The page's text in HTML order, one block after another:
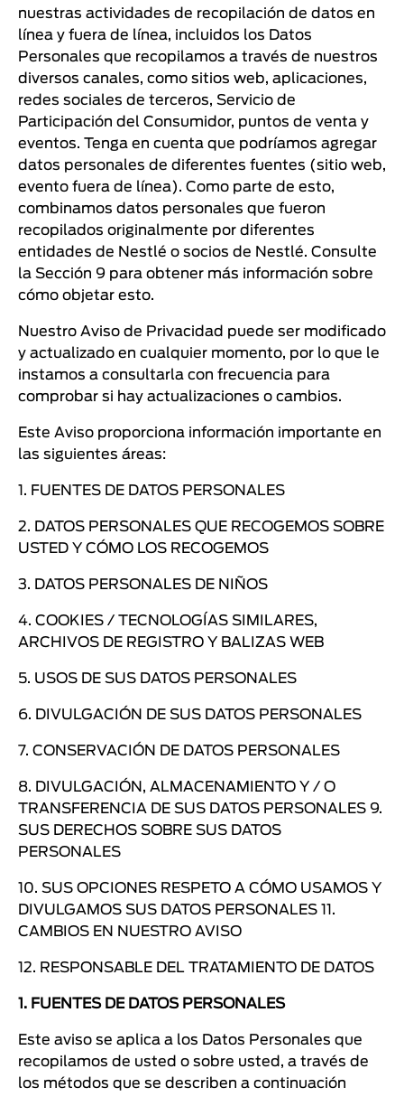
nuestras actividades de recopilación de datos en
línea y fuera de línea, incluidos los Datos
Personales que recopilamos a través de nuestros
diversos canales, como sitios web, aplicaciones,
redes sociales de terceros, Servicio de
Participación del Consumidor, puntos de venta y
eventos. Tenga en cuenta que podríamos agregar
datos personales de diferentes fuentes (sitio web,
evento fuera de línea). Como parte de esto,
combinamos datos personales que fueron
recopilados originalmente por diferentes
entidades de Nestlé o socios de Nestlé. Consulte
la Sección 9 para obtener más información sobre
cómo objetar esto.
Nuestro Aviso de Privacidad puede ser modificado
y actualizado en cualquier momento, por lo que le
instamos a consultarla con frecuencia para
comprobar si hay actualizaciones o cambios.
Este Aviso proporciona información importante en
las siguientes áreas:
1. FUENTES DE DATOS PERSONALES
2. DATOS PERSONALES QUE RECOGEMOS SOBRE
USTED Y CÓMO LOS RECOGEMOS
3. DATOS PERSONALES DE NIÑOS
4. COOKIES / TECNOLOGÍAS SIMILARES,
ARCHIVOS DE REGISTRO Y BALIZAS WEB
5. USOS DE SUS DATOS PERSONALES
6. DIVULGACIÓN DE SUS DATOS PERSONALES
7. CONSERVACIÓN DE DATOS PERSONALES
8. DIVULGACIÓN, ALMACENAMIENTO Y / O
TRANSFERENCIA DE SUS DATOS PERSONALES 9.
SUS DERECHOS SOBRE SUS DATOS
PERSONALES
10. SUS OPCIONES RESPETO A CÓMO USAMOS Y
DIVULGAMOS SUS DATOS PERSONALES 11.
CAMBIOS EN NUESTRO AVISO
12. RESPONSABLE DEL TRATAMIENTO DE DATOS
1. FUENTES DE DATOS PERSONALES
Este aviso se aplica a los Datos Personales que
recopilamos de usted o sobre usted, a través de
los métodos que se describen a continuación